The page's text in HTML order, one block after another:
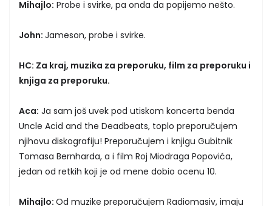
Mihajlo: Probe i svirke, pa onda da popijemo nešto.
John: Jameson, probe i svirke.
HC: Za kraj, muzika za preporuku, film za preporuku i
knjiga za preporuku.
Aca: Ja sam još uvek pod utiskom koncerta benda
Uncle Acid and the Deadbeats, toplo preporučujem
njihovu diskografiju! Preporučujem i knjigu Gubitnik
Tomasa Bernharda, a i film Roj Miodraga Popovića,
jedan od retkih koji je od mene dobio ocenu 10.
Mihajlo: Od muzike preporučujem Radiomasiv, imaju